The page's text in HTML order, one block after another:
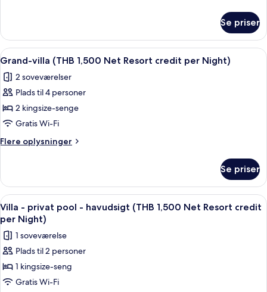
(THB
1,500
Net
Resort
credit
per
Night)
-
privat
pool
havudsigt
(THB
Net
Resort
per
Se priser
Indlæs
alle
billeder
af
Grand-
villa
(THB
1,500
Resort
credit
per
Night)
7
Grand-villa (THB 1,500 Net Resort credit per Night)
2 soveværelser
Plads til 4 personer
2 kingsize-senge
Gratis Wi-Fi
Flere oplysninger
Flere
villa
(THB
1,500
Net
Resort
credit
per
Se priser
Indlæs
alle
billeder
af
Villa
-
privat
5
Villa - privat pool - havudsigt (THB 1,500 Net Resort credit
per Night)
1 soveværelse
Plads til 2 personer
1 kingsize-seng
Gratis Wi-Fi